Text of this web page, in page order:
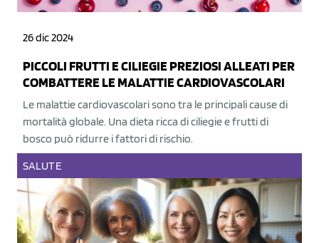
26 dic 2024
PICCOLI FRUTTI E CILIEGIE PREZIOSI ALLEATI PER
COMBATTERE LE MALATTIE CARDIOVASCOLARI
Le malattie cardiovascolari sono tra le principali cause di
mortalità globale. Una dieta ricca di ciliegie e frutti di
bosco può ridurre i fattori di rischio.
SALUTE